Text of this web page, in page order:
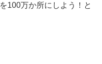
100万か所にしよう！と